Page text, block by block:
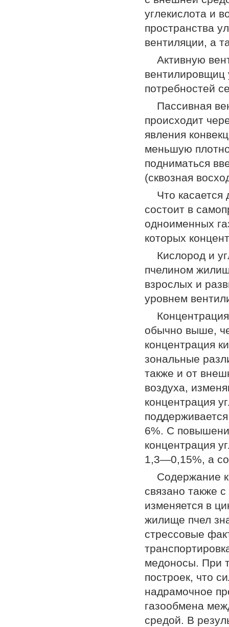
углекислота и
пространства
вентиляции, а
Активную
вентилировщиц
потребностей
Пассивная
происходит
явления
меньшую
подниматься
(сквозная
Что касается
состоит в
одноименных
которых
Кислород и
пчелином
взрослых и
уровнем
обычно выше,
концентрация
зональные
также и от
воздуха,
концентрация
6%. С
концентрация
1,3—0,15%, а
Содержание
связано также
изменяется в
жилище пчел
стрессовые
медоносы. При
построек, что
надрамочное
газообмена
средой. В